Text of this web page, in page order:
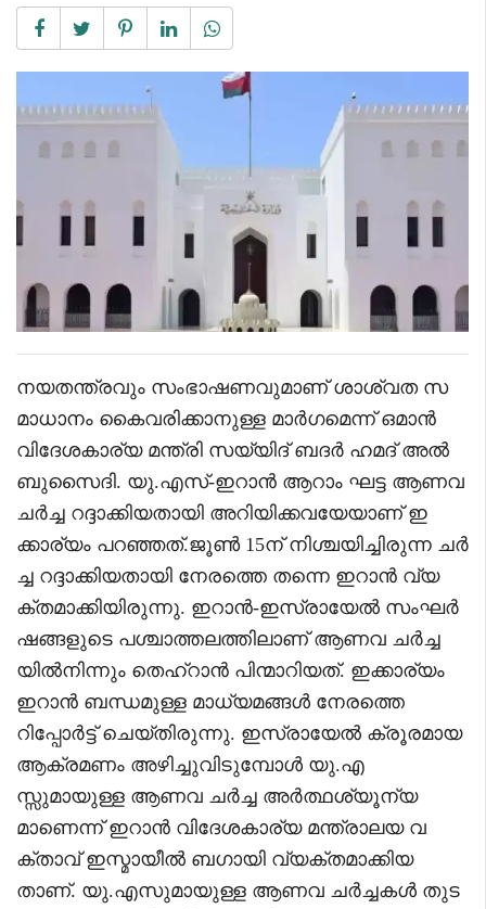
നയതന്ത്രവും സംഭാഷണവുമാണ് ശാശ്വത സ
മാധാനം കൈവരിക്കാനുള്ള മാർഗമെന്ന് ഒമാൻ
വിദേശകാര്യ മന്ത്രി സയ്യിദ് ബദർ ഹമദ് അൽ
ബുസൈദി. യു.എസ്-ഇറാൻ ആറാം ഘട്ട ആണവ
ചർച്ച റദ്ദാക്കിയതായി അറിയിക്കവയേയാണ് ഇ
ക്കാര്യം പറഞ്ഞത്.ജൂൺ 15ന് നിശ്ചയിച്ചിരുന്ന ചർ
ച്ച റദ്ദാക്കിയതായി നേരത്തെ തന്നെ ഇറാൻ വ്യ
ക്തമാക്കിയിരുന്നു. ഇറാൻ-ഇസ്രായേൽ സംഘർ
ഷങ്ങളുടെ പശ്ചാത്തലത്തിലാണ് ആണവ ചർച്ച
യിൽനിന്നും തെഹ്റാൻ പിന്മാറിയത്. ഇക്കാര്യം
ഇറാൻ ബന്ധമുള്ള മാധ്യമങ്ങൾ നേരത്തെ
റിപ്പോർട്ട് ചെയ്തിരുന്നു. ഇസ്രായേൽ ക്രൂരമായ
ആക്രമണം അഴിച്ചുവിടുമ്പോൾ യു.എ
സ്സുമായുള്ള ആണവ ചർച്ച അർത്ഥശ്യൂന്യ
മാണെന്ന് ഇറാൻ വിദേശകാര്യ മന്ത്രാലയ വ
ക്താവ് ഇസ്മായീൽ ബഗായി വ്യക്തമാക്കിയ
താണ്. യു.എസുമായുള്ള ആണവ ചർച്ചകൾ തുട